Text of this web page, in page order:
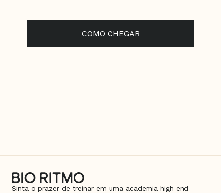
COMO CHEGAR
Sinta o prazer de treinar em uma academia high end